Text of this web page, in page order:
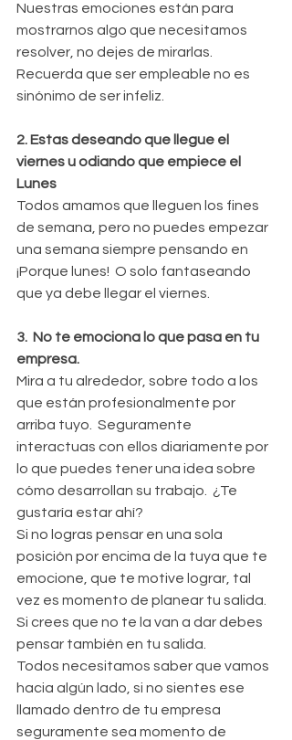
Nuestras emociones están para
mostrarnos algo que necesitamos
resolver, no dejes de mirarlas.
Recuerda que ser empleable no es
sinónimo de ser infeliz.
2. Estas deseando que llegue el
viernes u odiando que empiece el
Lunes
Todos amamos que lleguen los fines
de semana, pero no puedes empezar
una semana siempre pensando en
¡Porque lunes!  O solo fantaseando
que ya debe llegar el viernes.
3.  No te emociona lo que pasa en tu
empresa.
Mira a tu alrededor, sobre todo a los
que están profesionalmente por
arriba tuyo.  Seguramente
interactuas con ellos diariamente por
lo que puedes tener una idea sobre
cómo desarrollan su trabajo.  ¿Te
gustaría estar ahí?
Si no logras pensar en una sola
posición por encima de la tuya que te
emocione, que te motive lograr, tal
vez es momento de planear tu salida.
Si crees que no te la van a dar debes
pensar también en tu salida.
Todos necesitamos saber que vamos
hacia algún lado, si no sientes ese
llamado dentro de tu empresa
seguramente sea momento de